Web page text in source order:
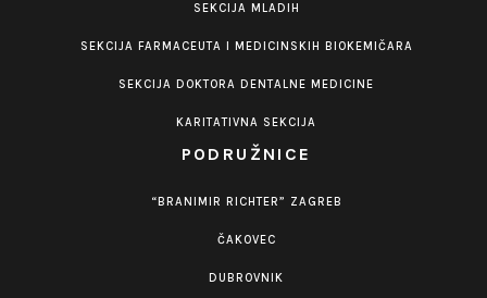
SEKCIJA MLADIH
SEKCIJA FARMACEUTA I MEDICINSKIH BIOKEMIČARA
SEKCIJA DOKTORA DENTALNE MEDICINE
KARITATIVNA SEKCIJA
PODRUŽNICE
“BRANIMIR RICHTER” ZAGREB
ČAKOVEC
DUBROVNIK